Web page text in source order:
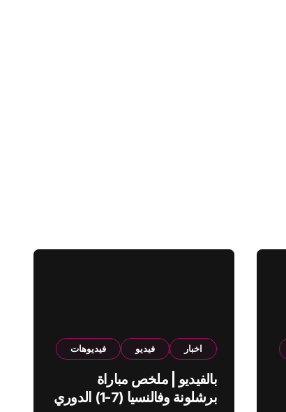
اخبار فيديو فيديوهات
بالفيديو | ملخص مباراة
برشلونة وفالنسيا (7-1) الدوري